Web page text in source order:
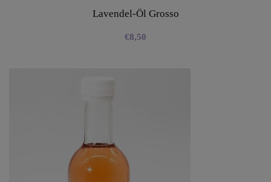
Lavendel-Öl Grosso
€8,50